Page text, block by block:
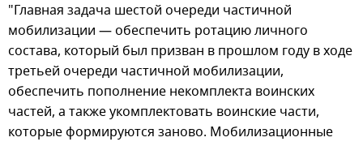
"Главная задача шестой очереди частичной
мобилизации — обеспечить ротацию личного
состава, который был призван в прошлом году в ходе
третьей очереди частичной мобилизации,
обеспечить пополнение некомплекта воинских
частей, а также укомплектовать воинские части,
которые формируются заново. Мобилизационные